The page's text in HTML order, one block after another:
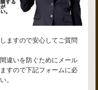
ますので安心してご質問
違いを防ぐためにメール
すので下記フォームに必
。